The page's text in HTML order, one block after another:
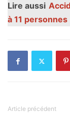
Lire aussi
à 11 personnes
Article précédent